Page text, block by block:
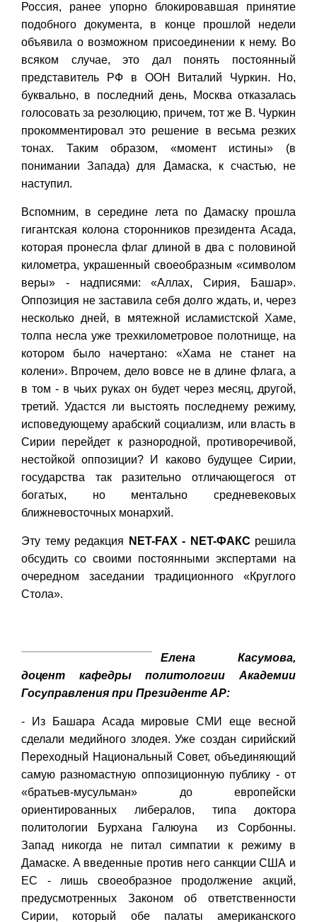
Россия, ранее упорно блокировавшая принятие
подобного документа, в конце прошлой недели
объявила о возможном присоединении к нему. Во
всяком случае, это дал понять постоянный
представитель РФ в ООН Виталий Чуркин. Но,
буквально, в последний день, Москва отказалась
голосовать за резолюцию, причем, тот же В. Чуркин
прокомментировал это решение в весьма резких
тонах. Таким образом, «момент истины» (в
понимании Запада) для Дамаска, к счастью, не
наступил.
Вспомним, в середине лета по Дамаску прошла
гигантская колона сторонников президента Асада,
которая пронесла флаг длиной в два с половиной
километра, украшенный своеобразным «символом
веры» - надписями: «Аллах, Сирия, Башар».
Оппозиция не заставила себя долго ждать, и, через
несколько дней, в мятежной исламистской Хаме,
толпа несла уже трехкилометровое полотнище, на
котором было начертано: «Хама не станет на
колени». Впрочем, дело вовсе не в длине флага, а
в том - в чьих руках он будет через месяц, другой,
третий. Удастся ли выстоять последнему режиму,
исповедующему арабский социализм, или власть в
Сирии перейдет к разнородной, противоречивой,
нестойкой оппозиции? И каково будущее Сирии,
государства так разительно отличающегося от
богатых, но ментально средневековых
ближневосточных монархий.
Эту тему редакция NET-FAX - NET-ФАКС решила
обсудить со своими постоянными экспертами на
очередном заседании традиционного «Круглого
Стола».
Елена Касумова,
доцент кафедры политологии Академии
Госуправления при Президенте АР:
- Из Башара Асада мировые СМИ еще весной
сделали медийного злодея. Уже создан сирийский
Переходный Национальный Совет, объединяющий
самую разномастную оппозиционную публику - от
«братьев-мусульман» до европейски
ориентированных либералов, типа доктора
политологии Бурхана Галюуна из Сорбонны.
Запад никогда не питал симпатии к режиму в
Дамаске. А введенные против него санкции США и
ЕС - лишь своеобразное продолжение акций,
предусмотренных Законом об ответственности
Сирии, который обе палаты американского